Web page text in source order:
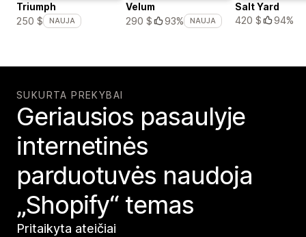
Triumph
250 $
NAUJA
Velum
290 $
93% NAUJA
Salt Yard
420 $
94%
SUKURTA PREKYBAI
Geriausios pasaulyje
internetinės
parduotuvės naudoja
„Shopify“ temas
Pritaikyta ateičiai